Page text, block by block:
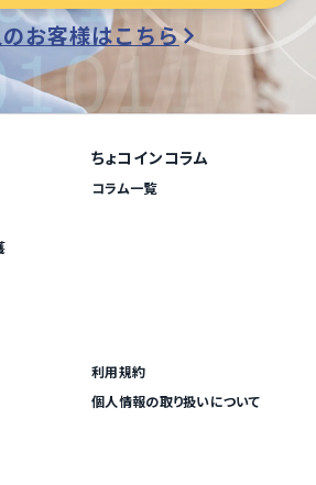
お客様はこちら
ちょコインコラム
コラム一覧
利用規約
個人情報の取り扱いについて